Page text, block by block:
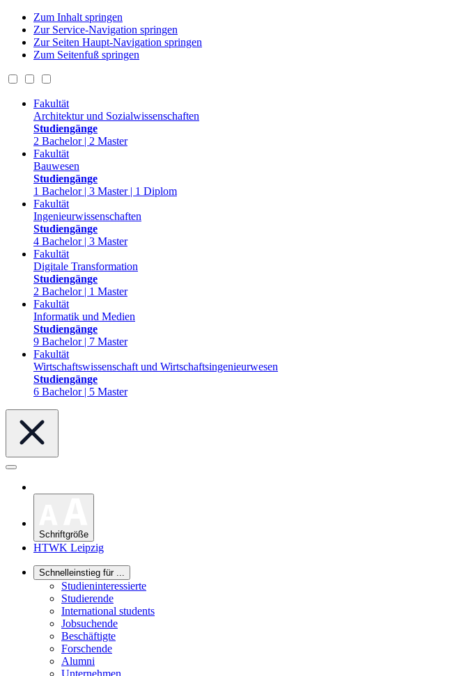
Zum Inhalt springen
Zur Service-Navigation springen
Zur Seiten Haupt-Navigation springen
Zum Seitenfuß springen
Fakultät
Architektur und Sozialwissenschaften
Studiengänge
2 Bachelor | 2 Master
Fakultät
Bauwesen
Studiengänge
1 Bachelor | 3 Master | 1 Diplom
Fakultät
Ingenieurwissenschaften
Studiengänge
4 Bachelor | 3 Master
Fakultät
Digitale Transformation
Studiengänge
2 Bachelor | 1 Master
Fakultät
Informatik und Medien
Studiengänge
9 Bachelor | 7 Master
Fakultät
Wirtschaftswissenschaft und Wirtschaftsingenieurwesen
Studiengänge
6 Bachelor | 5 Master
Schriftgröße
HTWK Leipzig
Schnelleinstieg für ...
Studieninteressierte
Studierende
International students
Jobsuchende
Beschäftigte
Forschende
Alumni